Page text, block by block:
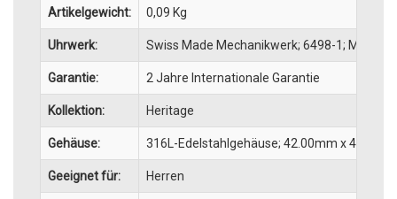
Artikelgewicht: 0,09 Kg
Uhrwerk: Swiss Made Mechanikwerk; 6498-1;
Garantie: 2 Jahre Internationale Garantie
Kollektion: Heritage
Gehäuse: 316L-Edelstahlgehäuse; 42.00mm x
Geeignet für: Herren